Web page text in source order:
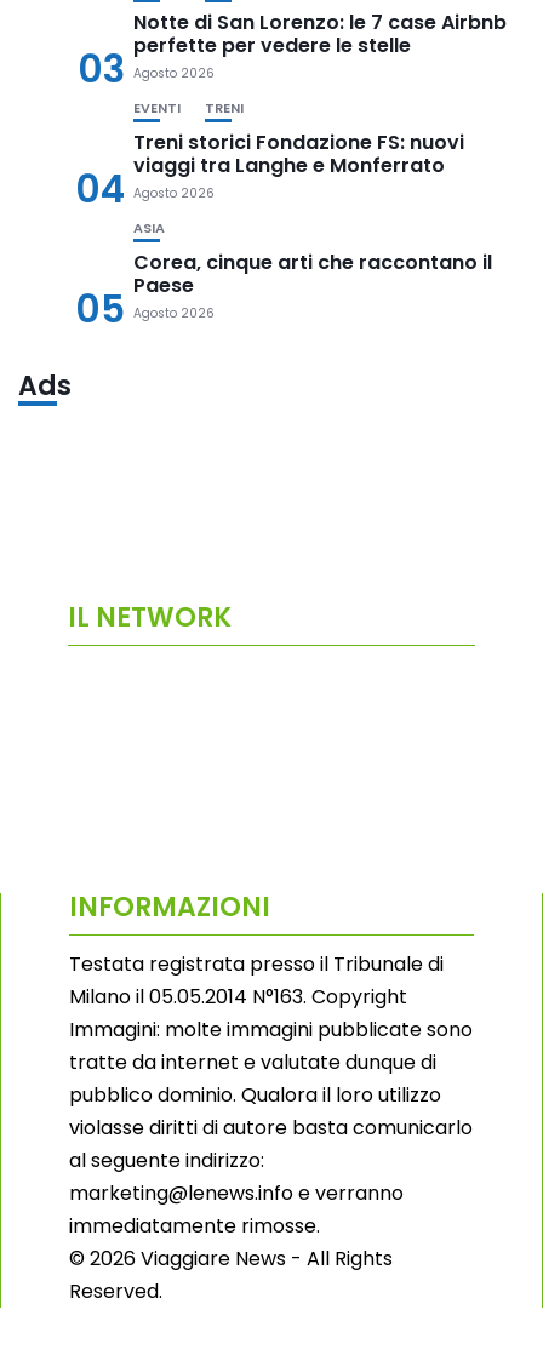
03
Notte di San Lorenzo: le 7 case Airbnb
perfette per vedere le stelle
Agosto 2026
04
EVENTI TRENI
Treni storici Fondazione FS: nuovi
viaggi tra Langhe e Monferrato
Agosto 2026
05
ASIA
Corea, cinque arti che raccontano il
Paese
Agosto 2026
Ads
IL NETWORK
INFORMAZIONI
Testata registrata presso il Tribunale di
Milano il 05.05.2014 N°163. Copyright
Immagini: molte immagini pubblicate sono
tratte da internet e valutate dunque di
pubblico dominio. Qualora il loro utilizzo
violasse diritti di autore basta comunicarlo
al seguente indirizzo:
marketing@lenews.info e verranno
immediatamente rimosse.
© 2026 Viaggiare News - All Rights
Reserved.